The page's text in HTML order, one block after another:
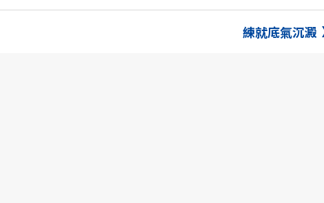
練就底氣沉澱